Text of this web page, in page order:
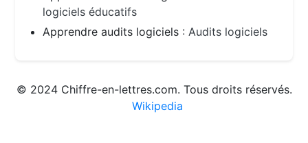
logiciels éducatifs
Apprendre audits logiciels :Audits logiciels
© 2024 Chiffre-en-lettres.com. Tous droits réservés.
Wikipedia